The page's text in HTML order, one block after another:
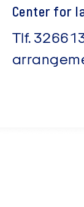
Center for
Tlf.